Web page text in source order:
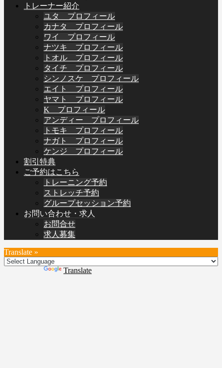
トレーナー紹介
ユタ プロフィール
カナタ プロフィール
ワイ プロフィール
ナツキ プロフィール
トオル プロフィール
タイチ プロフィール
シンノスケ プロフィール
エイト プロフィール
ヤマト プロフィール
K プロフィール
アンディー プロフィール
トモキ プロフィール
ナガト プロフィール
ケンジ プロフィール
割引特典
ご予約はこちら
トレーニング予約
ストレッチ予約
グループセッション予約
お問い合わせ・求人
お問合せ
求人募集
Translate »
Translate